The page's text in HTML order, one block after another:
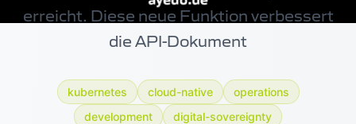
erreicht. Diese neue Funktion verbessert
die API-Dokument
kubernetes cloud-native
operations
development
digital-sovereignty